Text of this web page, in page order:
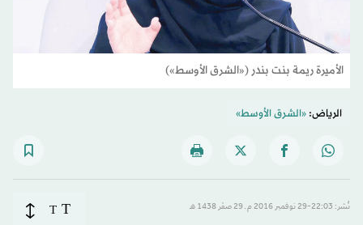
الأميرة ريمة بنت بندر («الشرق الأوسط»)
الرياض:«الشرق الأوسط»
نُشر: 22:03-29 نوفمبر 2016 م ـ 29 صفَر 1438 هـ T
T